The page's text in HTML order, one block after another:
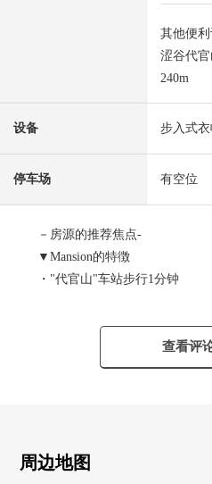
其他便
涩谷代
240m
设备 步入式衣
停车场 有空位
－房源的推荐焦点-
▼Mansion的特徴
・"代官山"车站步行1分钟
・出自鹿岛建设×大成建设的开
・礼宾服务对应 ※部分收费
・全部电化
・在各层垃圾堆放处有
查看评
周边地图